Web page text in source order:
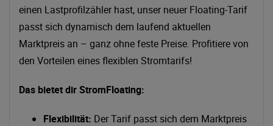
einen Lastprofilzähler hast, unser neuer Floating-Tarif
passt sich dynamisch dem laufend aktuellen
Marktpreis an – ganz ohne feste Preise. Profitiere von
den Vorteilen eines flexiblen Stromtarifs!
Das bietet dir StromFloating:
Flexibilität: Der Tarif passt sich dem Marktpreis